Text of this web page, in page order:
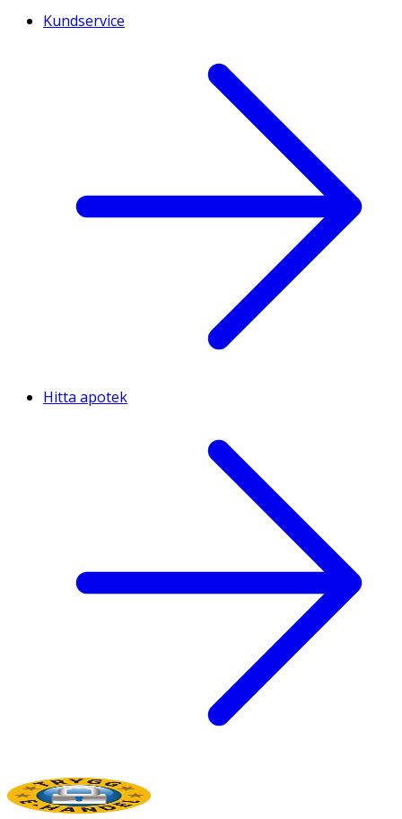
Kundservice
Hitta apotek